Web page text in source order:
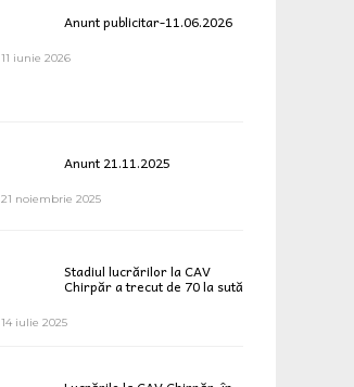
Anunt publicitar-11.06.2026
11 iunie 2026
Anunt 21.11.2025
21 noiembrie 2025
Stadiul lucrărilor la CAV
Chirpăr a trecut de 70 la sută
14 iulie 2025